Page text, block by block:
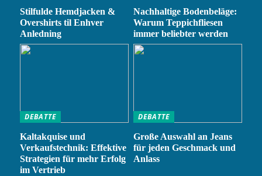
Stilfulde Hemdjacken &
Overshirts til Enhver
Anledning
Nachhaltige Bodenbeläge:
Warum Teppichfliesen
immer beliebter werden
DEBATTE
Kaltakquise und
Verkaufstechnik: Effektive
Strategien für mehr Erfolg
im Vertrieb
DEBATTE
Große Auswahl an Jeans
für jeden Geschmack und
Anlass